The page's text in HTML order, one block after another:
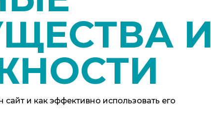
И
и как эффективно использовать его